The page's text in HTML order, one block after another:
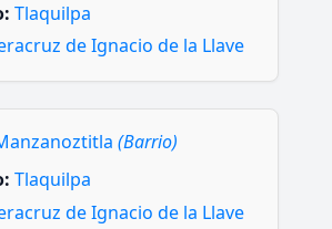
Tlaquilpa
de Ignacio de la Llave
(Barrio)
Tlaquilpa
de Ignacio de la Llave